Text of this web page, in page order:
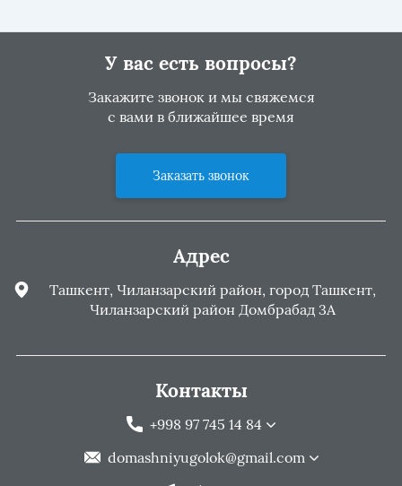
У вас есть вопросы?
Закажите звонок и мы свяжемся
с вами в ближайшее время
Заказать звонок
Адрес
Ташкент, Чиланзарский район, город Ташкент,
Чиланзарский район Домбрабад 3А
Контакты
+998 97 745 14 84
domashniyugolok@gmail.com